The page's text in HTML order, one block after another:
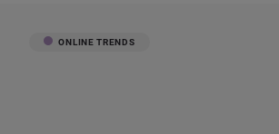
ONLINE TRENDS